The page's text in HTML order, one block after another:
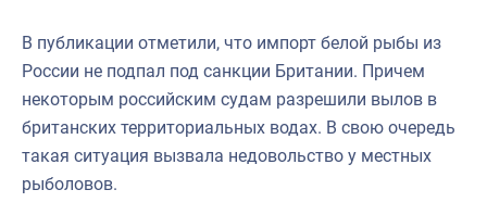
В публикации отметили, что импорт белой рыбы из
России не подпал под санкции Британии. Причем
некоторым российским судам разрешили вылов в
британских территориальных водах. В свою очередь
такая ситуация вызвала недовольство у местных
рыболовов.